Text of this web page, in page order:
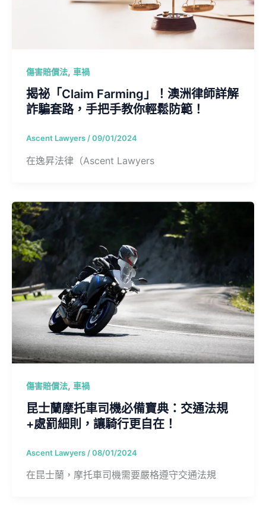
傷害賠償法, 車禍
揭祕「Claim Farming」！澳洲律師詳解
詐騙套路，手把手教你輕鬆防範！
Ascent Lawyers/09/01/2024
在逸昇法律（Ascent Lawyers
傷害賠償法, 車禍
昆士蘭摩托車司機必備寶典：交通法規
+處罰細則，讓騎行更自在！
Ascent Lawyers /08/01/2024
在昆士蘭，摩托車司機需要嚴格遵守交通法規